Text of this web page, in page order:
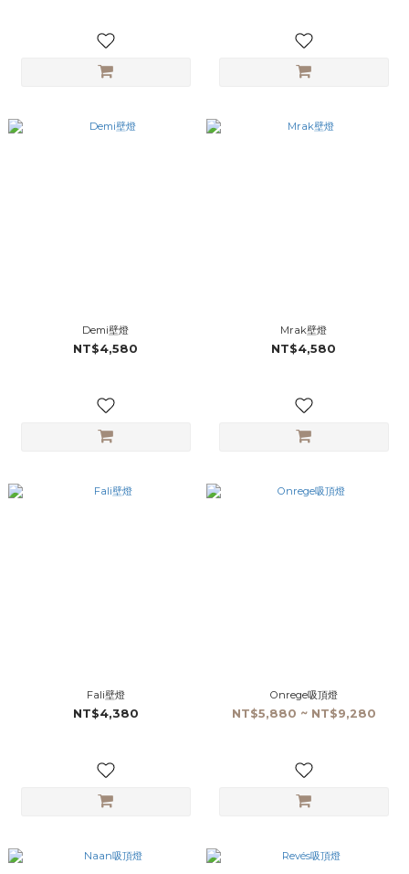
Demi壁燈
NT$4,580
Mrak壁燈
NT$4,580
Fali壁燈
NT$4,380
Onrege吸頂燈
NT$5,880 ~ NT$9,280